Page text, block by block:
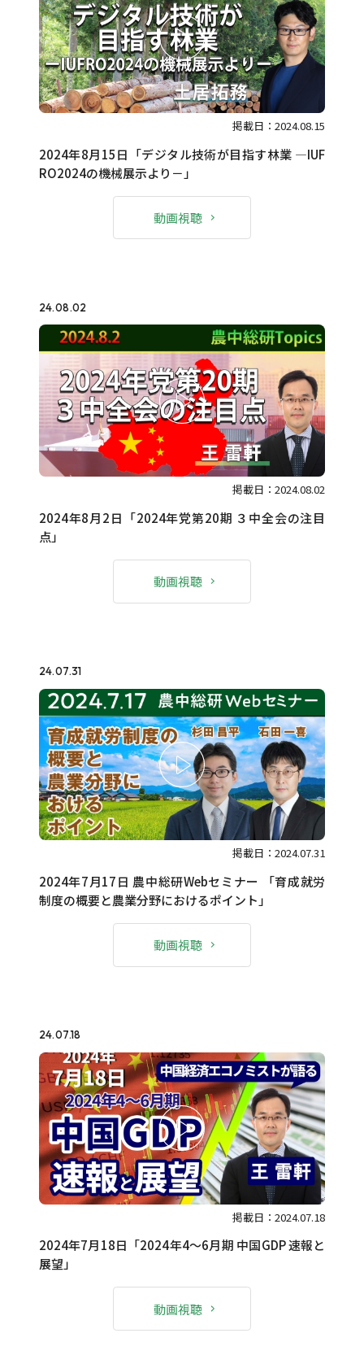
掲載日：2024.08.15
2024年8月15日「デジタル技術が目指す林業 ―IUF
RO2024の機械展示より－」
動画視聴
24.08.02
掲載日：2024.08.02
2024年8月2日「2024年党第20期 ３中全会の注目
点」
動画視聴
24.07.31
掲載日：2024.07.31
2024年7月17日 農中総研Webセミナー 「育成就労
制度の概要と農業分野におけるポイント」
動画視聴
24.07.18
掲載日：2024.07.18
2024年7月18日「2024年4～6月期 中国GDP 速報と
展望」
動画視聴